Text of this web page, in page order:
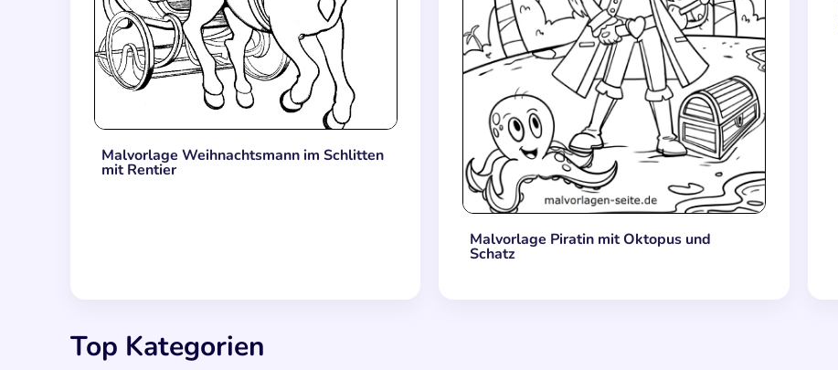
Malvorlage Weihnachtsmann im Schlitten
mit Rentier
Malvorlage Piratin mit Oktopus und
Schatz
Top Kategorien